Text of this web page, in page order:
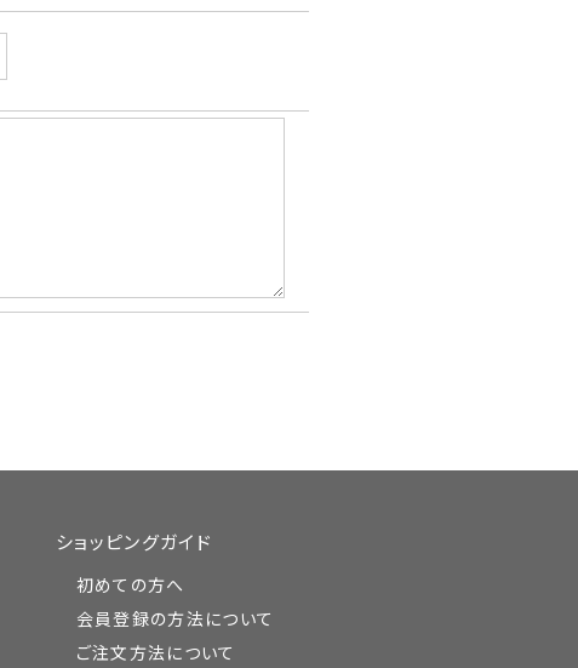
ショッピングガイド
初めての方へ
会員登録の方法について
ご注文方法について